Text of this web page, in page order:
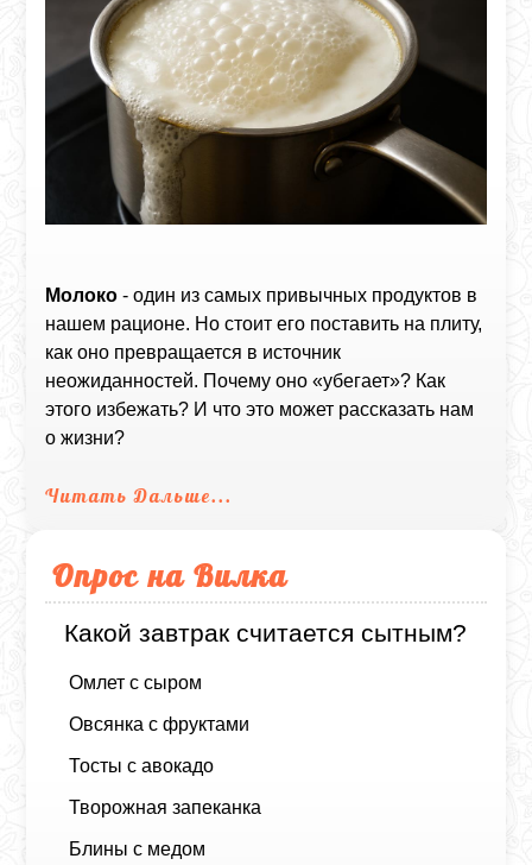
Молоко - один из самых привычных продуктов в
нашем рационе. Но стоит его поставить на плиту,
как оно превращается в источник
неожиданностей. Почему оно «убегает»? Как
этого избежать? И что это может рассказать нам
о жизни?
Читать Дальше...
Опрос на Вилка
Какой завтрак считается сытным?
Омлет с сыром
Овсянка с фруктами
Тосты с авокадо
Творожная запеканка
Блины с медом